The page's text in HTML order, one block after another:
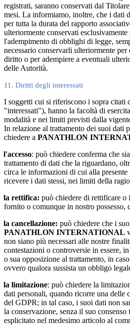
registrati, saranno conservati dal
mesi. La informiamo, inoltre, che i dati
per tutta la durata del rapporto
ulteriormente conservati
l'adempimento di obblighi di legge,
necessario conservarli ulteriormente
diritto o per adempiere a eventuali
delle Autorità.
11. Diritti degli interessati
I soggetti cui si riferiscono i sopra citati
"interessati"), hanno la facoltà di
modalità e nei limiti previsti dalla
In relazione al trattamento dei suoi dati
chiedere a PANATHLON
l'accesso: può chiedere conferma che
trattamento di dati che la riguardano,
circa le informazioni di cui alla
ricevere i dati stessi, nei limiti della
la rettifica: può chiedere di rettificare o
fornito o comunque in nostro possesso,
la cancellazione: può chiedere che i
PANATHLON INTERNATIONAL
non siano più necessari alle nostre
contestazioni o controversie in essere,
o sua opposizione al trattamento, in
ovvero qualora sussista un obbligo
la limitazione: può chiedere la
dati personali, quando ricorre una
del GDPR; in tal caso, i suoi dati non
la conservazione, senza il suo
esplicitato nel medesimo articolo al